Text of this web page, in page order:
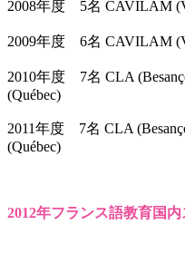
2008年度 5名 CAVILAM
2009年度 6名 CAVILAM
2010年度 7名 CLA
(Québec)
2011年度 7名 CLA
(Québec)
2012年フランス語教育国